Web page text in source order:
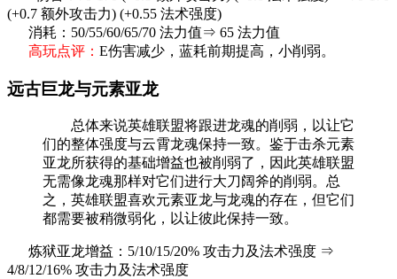
(+0.7 额外攻击力) (+0.55 法术强度)
消耗：50/55/60/65/70 法力值⇒ 65 法力值
高玩点评： E伤害减少，蓝耗前期提高，小削弱。
远古巨龙与元素亚龙
总体来说英雄联盟将跟进龙魂的削弱，以让它
们的整体强度与云霄龙魂保持一致。鉴于击杀元素
亚龙所获得的基础增益也被削弱了，因此英雄联盟
无需像龙魂那样对它们进行大刀阔斧的削弱。总
之，英雄联盟喜欢元素亚龙与龙魂的存在，但它们
都需要被稍微弱化，以让彼此保持一致。
炼狱亚龙增益：5/10/15/20% 攻击力及法术强度 ⇒
4/8/12/16% 攻击力及法术强度